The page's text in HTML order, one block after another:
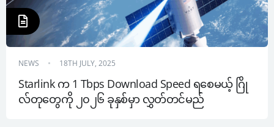
NEWS 18TH JULY, 2025
Starlink က 1 Tbps Download Speed ရစေမယ့် ဂြို
လ်တုတွေကို ၂၀၂၆ ခုနှစ်မှာ လွှတ်တင်မည်